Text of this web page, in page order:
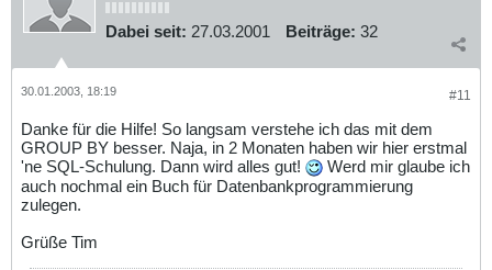
Dabei seit: 27.03.2001 Beiträge: 32
#11
30.01.2003, 18:19
Danke für die Hilfe! So langsam verstehe ich das mit dem
GROUP BY besser. Naja, in 2 Monaten haben wir hier erstmal
'ne SQL-Schulung. Dann wird alles gut!
Werd mir glaube ich
auch nochmal ein Buch für Datenbankprogrammierung
zulegen.
Grüße Tim